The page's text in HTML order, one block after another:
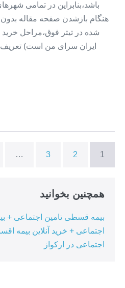
باشد،بنابراین در تمامی
هنگام بازشدن صفحه مقاله بدون
شده در تیتر فوق،مراحل خرید
ایران سرای من است) تعریف
1
2
3
…
همچنین بخوانید
بیمه قسطی تامین اجتماعی +
اجتماعی + خرید آنلاین بیمه
اجتماعی در ارکواز